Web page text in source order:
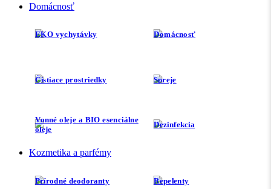
Domácnosť
EKO vychytávky Domácnosť
Čistiace prostriedky Spreje
Vonné oleje a BIO esenciálne
oleje
Dezinfekcia
Kozmetika a parfémy
Prírodné deodoranty Repelenty